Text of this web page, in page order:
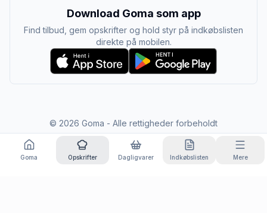
Download Goma som app
Find tilbud, gem opskrifter og hold styr på indkøbslisten
direkte på mobilen.
© 2026 Goma - Alle rettigheder forbeholdt
Goma Opskrifter Dagligvarer Indkøbslisten Mere